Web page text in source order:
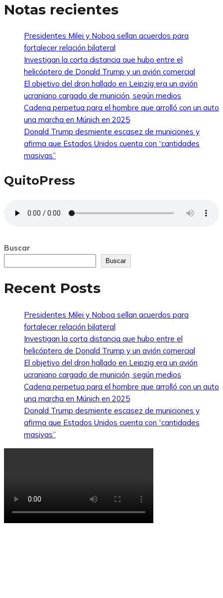
Notas recientes
Presidentes Milei y Noboa sellan acuerdos para
fortalecer relación bilateral
Investigan la corta distancia que hubo entre el
helicóptero de Donald Trump y un avión comercial
El objetivo del dron hallado en Leipzig era un avión
ucraniano cargado de munición, según medios
Cadena perpetua para el hombre que arrolló con un auto
una marcha en Múnich en 2025
Donald Trump desmiente escasez de municiones y
afirma que Estados Unidos cuenta con “cantidades
masivas”
QuitoPress
Buscar
Buscar
Recent Posts
Presidentes Milei y Noboa sellan acuerdos para
fortalecer relación bilateral
Investigan la corta distancia que hubo entre el
helicóptero de Donald Trump y un avión comercial
El objetivo del dron hallado en Leipzig era un avión
ucraniano cargado de munición, según medios
Cadena perpetua para el hombre que arrolló con un auto
una marcha en Múnich en 2025
Donald Trump desmiente escasez de municiones y
afirma que Estados Unidos cuenta con “cantidades
masivas”